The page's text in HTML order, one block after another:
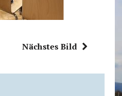
Nächstes Bild